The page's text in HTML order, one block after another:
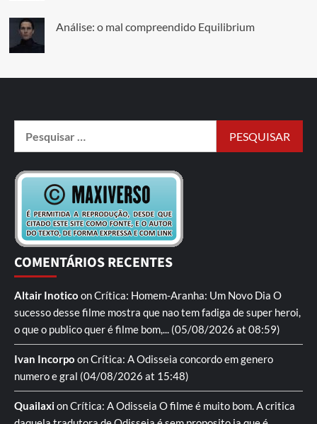
Análise: o mal compreendido Equilibrium
COMENTÁRIOS RECENTES
Altair Inotico onCrítica: Homem-Aranha: Um Novo Dia O
sucesso desse filme mostra que nao tem fadiga de super heroi,
o que o publico quer é filme bom,... (05/08/2026 at 08:59)
Ivan Incorpo onCrítica: A Odisseia concordo em genero
numero e gral (04/08/2026 at 15:48)
QuailaxionCrítica: A Odisseia O filme é muito bom. A critica